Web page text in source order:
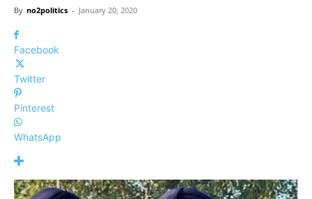
By no2politics - January 20, 2020
Facebook
Twitter
Pinterest
WhatsApp